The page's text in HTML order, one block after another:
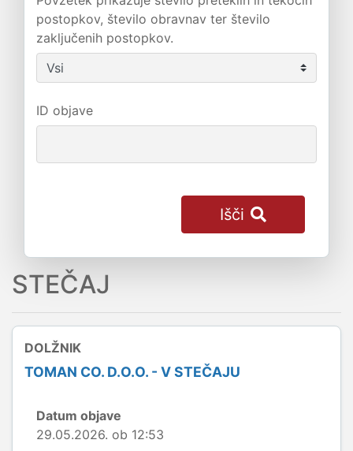
postopkov, število obravnav ter število
zaključenih postopkov.
ID objave
Išči
STEČAJ
DOLŽNIK
TOMAN CO. D.O.O. - V STEČAJU
Datum objave
29.05.2026. ob 12:53